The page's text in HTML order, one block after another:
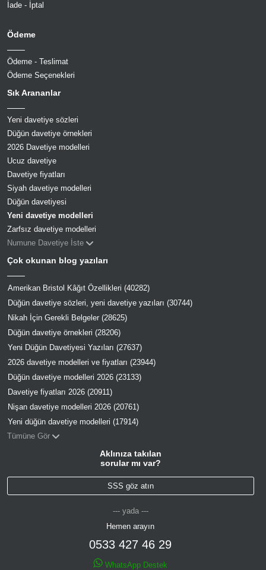
İade - İptal
Ödeme
Ödeme - Teslimat
Ödeme Seçenekleri
Sık Arananlar
Yeni davetiye sözleri
Düğün davetiye örnekleri
2026 Davetiye modelleri
Ucuz davetiye
Davetiye fiyatları
Siyah davetiye modelleri
Düğün davetiyesi
Yeni davetiye modelleri
Zarfsız davetiye modelleri
Numune Davetiye İste
Çok okunan blog yazıları
Amerikan Bristol Kâğıt Özellikleri (40282)
Düğün davetiye sözleri, yeni davetiye yazıları (30744)
Nikah İçin Gerekli Belgeler (28625)
Düğün davetiye örnekleri (28206)
Yeni Düğün Davetiyesi Yazıları (27637)
2026 davetiye modelleri ve fiyatları (23944)
Düğün davetiye modelleri 2026 (23133)
Davetiye fiyatları 2026 (20911)
Nişan davetiye modelleri 2026 (20761)
Yeni düğün davetiye modelleri (17914)
Tümüne Gör
Aklınıza takılan
sorular mı var?
SSS göz atın
--- yada ---
Hemen arayın
0533 427 46 29
WhatsApp Destek